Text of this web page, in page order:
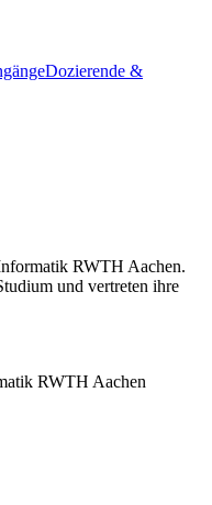
Dozierende &
RWTH Aachen.
und vertreten ihre
RWTH Aachen